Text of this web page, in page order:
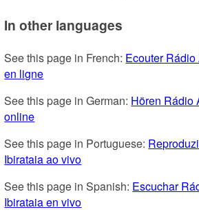
In other languages
See this page in French: Ecouter
en ligne
See this page in German: Hören Rádio
online
See this page in Portuguese:
Ibirataia ao vivo
See this page in Spanish: Escuchar
Ibirataia en vivo